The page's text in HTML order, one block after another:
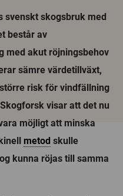
svenskt skogsbruk med
består av
med akut röjningsbehov
sämre värdetillväxt,
risk för vindfällning
visar att det nu
möjligt att minska
metod skulle
kunna röjas till samma